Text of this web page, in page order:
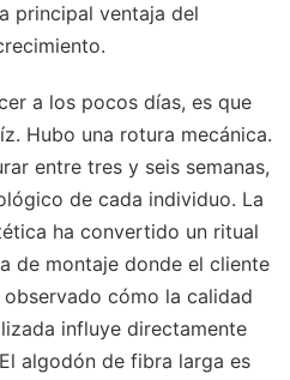
principal ventaja del
a los pocos días, es que
Hubo una rotura mecánica.
entre tres y seis semanas,
de cada individuo. La
ha convertido un ritual
de montaje donde el cliente
observado cómo la calidad
influye directamente
algodón de fibra larga es